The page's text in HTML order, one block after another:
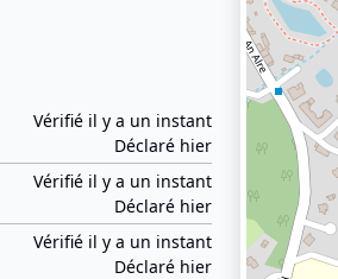
Vérifié il y a un instant
Déclaré hier
Vérifié il y a un instant
Déclaré hier
Vérifié il y a un instant
Déclaré hier